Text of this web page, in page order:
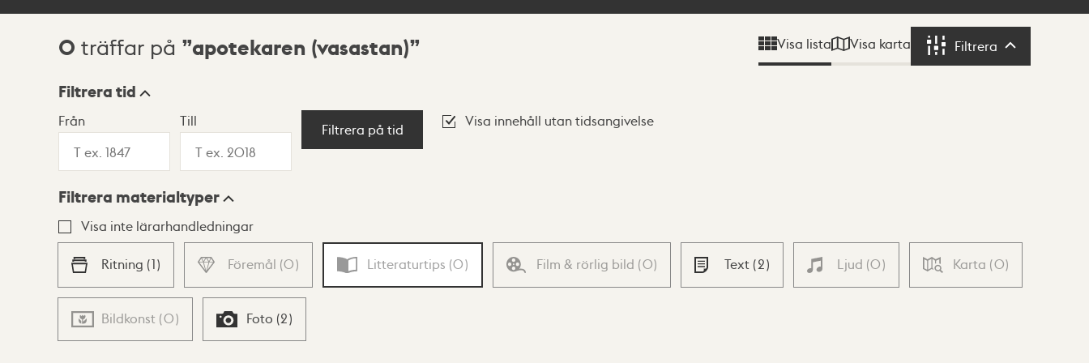
Sökresultat
0 träffar på apotekaren (vasastan) Visa lista Visa karta Filtrera Filtrera
Visningsläge
Lista Karta
Filtrera tid
Från Till
Filtrera på tid
Visa innehåll utan tidsangivelse
Filtrera materialtyper
Visa inte lärarhandledningar
Ritning (1) Föremål (0) Litteraturtips (0) Film & rörlig bild (0) Text (2) Ljud (0) Karta (0)
Bildkonst (0) Foto (2)